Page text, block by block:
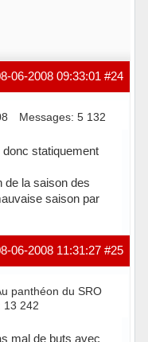
#24
06-2008 09:33:01
Messages: 5 132
statiquement
de la saison des
saison par
#25
06-2008 11:31:27
panthéon du SRO
13 242
mal de buts avec